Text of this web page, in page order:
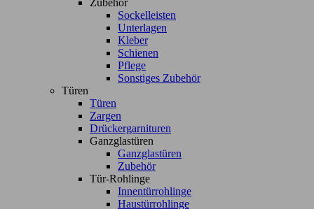
Zubehör
Sockelleisten
Unterlagen
Kleber
Schienen
Pflege
Sonstiges Zubehör
Türen
Türen
Zargen
Drückergarnituren
Ganzglastüren
Ganzglastüren
Zubehör
Tür-Rohlinge
Innentürrohlinge
Haustürrohlinge